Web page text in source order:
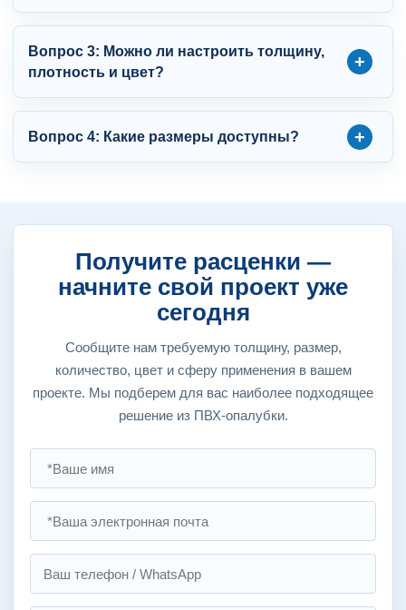
Вопрос 3: Можно ли настроить толщину,
плотность и цвет?
Вопрос 4: Какие размеры доступны?
Получите расценки —
начните свой проект уже
сегодня
Сообщите нам требуемую толщину, размер,
количество, цвет и сферу применения в вашем
проекте. Мы подберем для вас наиболее подходящее
решение из ПВХ-опалубки.